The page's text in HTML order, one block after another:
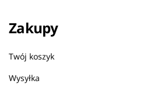
Zakupy
Twój koszyk
Wysyłka